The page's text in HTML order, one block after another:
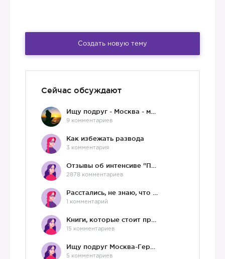
Создать новую тему
Сейчас обсуждают
9 комментариев
Как избежать развода
3 комментария
2878 комментариев
1 комментарий
15 комментариев
5 комментариев